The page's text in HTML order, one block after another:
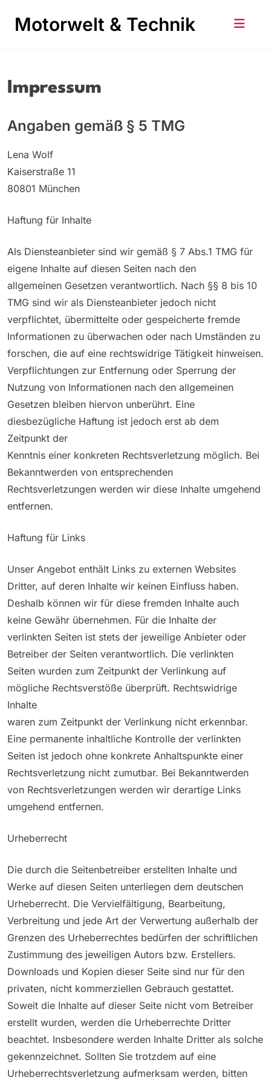
Motorwelt & Technik
Impressum
Angaben gemäß § 5 TMG
Lena Wolf
Kaiserstraße 11
80801 München
Haftung für Inhalte
Als Diensteanbieter sind wir gemäß § 7 Abs.1 TMG für
eigene Inhalte auf diesen Seiten nach den
allgemeinen Gesetzen verantwortlich. Nach §§ 8 bis 10
TMG sind wir als Diensteanbieter jedoch nicht
verpflichtet, übermittelte oder gespeicherte fremde
Informationen zu überwachen oder nach Umständen zu
forschen, die auf eine rechtswidrige Tätigkeit hinweisen.
Verpflichtungen zur Entfernung oder Sperrung der
Nutzung von Informationen nach den allgemeinen
Gesetzen bleiben hiervon unberührt. Eine
diesbezügliche Haftung ist jedoch erst ab dem
Zeitpunkt der
Kenntnis einer konkreten Rechtsverletzung möglich. Bei
Bekanntwerden von entsprechenden
Rechtsverletzungen werden wir diese Inhalte umgehend
entfernen.
Haftung für Links
Unser Angebot enthält Links zu externen Websites
Dritter, auf deren Inhalte wir keinen Einfluss haben.
Deshalb können wir für diese fremden Inhalte auch
keine Gewähr übernehmen. Für die Inhalte der
verlinkten Seiten ist stets der jeweilige Anbieter oder
Betreiber der Seiten verantwortlich. Die verlinkten
Seiten wurden zum Zeitpunkt der Verlinkung auf
mögliche Rechtsverstöße überprüft. Rechtswidrige
Inhalte
waren zum Zeitpunkt der Verlinkung nicht erkennbar.
Eine permanente inhaltliche Kontrolle der verlinkten
Seiten ist jedoch ohne konkrete Anhaltspunkte einer
Rechtsverletzung nicht zumutbar. Bei Bekanntwerden
von Rechtsverletzungen werden wir derartige Links
umgehend entfernen.
Urheberrecht
Die durch die Seitenbetreiber erstellten Inhalte und
Werke auf diesen Seiten unterliegen dem deutschen
Urheberrecht. Die Vervielfältigung, Bearbeitung,
Verbreitung und jede Art der Verwertung außerhalb der
Grenzen des Urheberrechtes bedürfen der schriftlichen
Zustimmung des jeweiligen Autors bzw. Erstellers.
Downloads und Kopien dieser Seite sind nur für den
privaten, nicht kommerziellen Gebrauch gestattet.
Soweit die Inhalte auf dieser Seite nicht vom Betreiber
erstellt wurden, werden die Urheberrechte Dritter
beachtet. Insbesondere werden Inhalte Dritter als solche
gekennzeichnet. Sollten Sie trotzdem auf eine
Urheberrechtsverletzung aufmerksam werden, bitten